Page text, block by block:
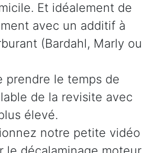
Et idéalement de
avec un additif à
(Bardahl, Marly ou
prendre le temps de
de la revisite avec
élevé.
notre petite vidéo